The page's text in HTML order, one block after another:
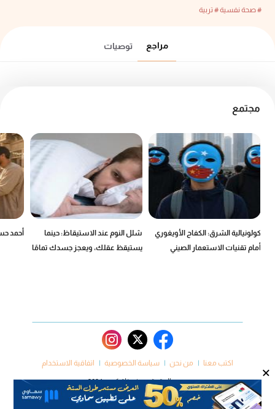
×
# صحة نفسية# تربية
مراجع توصيات
مجتمع
كولونيالية الشرق: الكفاح الأويغوري
أمام تقنيات الاستعمار الصيني
شلل النوم عند الاستيقاظ: حينما
يستيقظ عقلك، ويعجز جسدك تمامًا
أحمد
اكتب معنا من نحن سياسة الخصوصية اتفاقية الاستخدام
جميع الحقوق محفوظة كروم 2024